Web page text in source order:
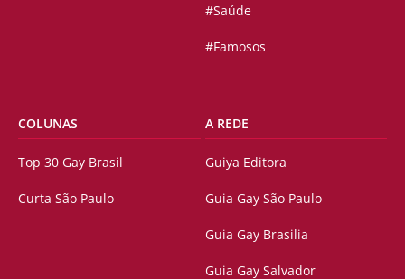
#Saúde
#Famosos
COLUNAS
Top 30 Gay Brasil
Curta São Paulo
A REDE
Guiya Editora
Guia Gay São Paulo
Guia Gay Brasilia
Guia Gay Salvador